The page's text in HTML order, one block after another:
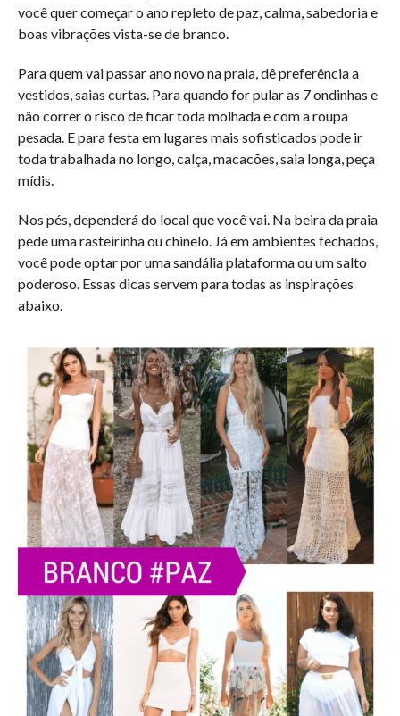
você quer começar o ano repleto de paz, calma, sabedoria e
boas vibrações vista-se de branco.
Para quem vai passar ano novo na praia, dê preferência a
vestidos, saias curtas. Para quando for pular as 7 ondinhas e
não correr o risco de ficar toda molhada e com a roupa
pesada. E para festa em lugares mais sofisticados pode ir
toda trabalhada no longo, calça, macacões, saia longa, peça
mídis.
Nos pés, dependerá do local que você vai. Na beira da praia
pede uma rasteirinha ou chinelo. Já em ambientes fechados,
você pode optar por uma sandália plataforma ou um salto
poderoso. Essas dicas servem para todas as inspirações
abaixo.